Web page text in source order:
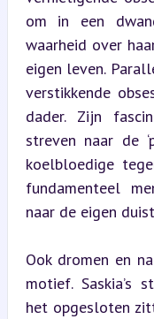
om in een
waarheid over
eigen leven.
verstikkende
dader. Zijn
streven naar de
koelbloedige
fundamenteel
naar de eigen
Ook dromen en
motief. Saskia’s
het opgesloten